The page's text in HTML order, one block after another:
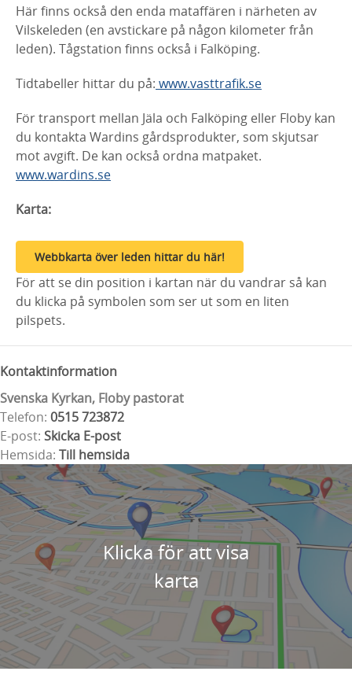
Här finns också den enda mataffären i närheten av
Vilskeleden (en avstickare på någon kilometer från
leden). Tågstation finns också i Falköping.
Tidtabeller hittar du på: www.vasttrafik.se
För transport mellan Jäla och Falköping eller Floby kan
du kontakta Wardins gårdsprodukter, som skjutsar
mot avgift. De kan också ordna matpaket.
www.wardins.se
Karta:
Webbkarta över leden hittar du här!
För att se din position i kartan när du vandrar så kan
du klicka på symbolen som ser ut som en liten
pilspets.
Kontaktinformation
Svenska Kyrkan, Floby pastorat
Telefon: 0515 723872
E-post: Skicka E-post
Hemsida: Till hemsida
Klicka för att visa
karta